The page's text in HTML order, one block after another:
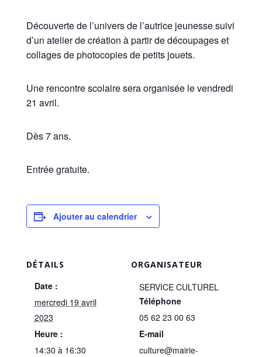
Découverte de l’univers de l’autrice jeunesse suivi
d’un atelier de création à partir de découpages et
collages de photocopies de petits jouets.
Une rencontre scolaire sera organisée le vendredi
21 avril.
Dès 7 ans.
Entrée gratuite.
Ajouter au calendrier
DÉTAILS
Date :
mercredi 19 avril
2023
Heure :
14:30 à 16:30
ORGANISATEUR
SERVICE CULTUREL
Téléphone
05 62 23 00 63
E-mail
culture@mairie-